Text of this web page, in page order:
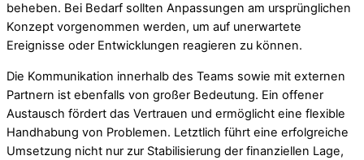
beheben. Bei Bedarf sollten Anpassungen am ursprünglichen
Konzept vorgenommen werden, um auf unerwartete
Ereignisse oder Entwicklungen reagieren zu können.
Die Kommunikation innerhalb des Teams sowie mit externen
Partnern ist ebenfalls von großer Bedeutung. Ein offener
Austausch fördert das Vertrauen und ermöglicht eine flexible
Handhabung von Problemen. Letztlich führt eine erfolgreiche
Umsetzung nicht nur zur Stabilisierung der finanziellen Lage,